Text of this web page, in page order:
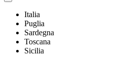
Italia
Puglia
Sardegna
Toscana
Sicilia